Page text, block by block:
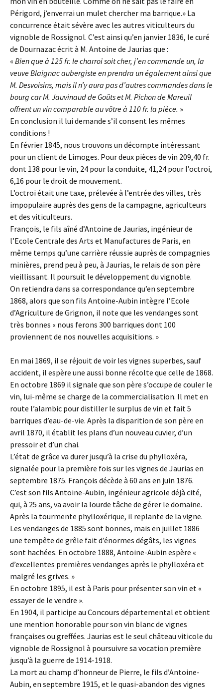
Périgord, j’enverrai un mulet chercher ma barrique.» La
concurrence était sévère avec les autres viticulteurs du
vignoble de Rossignol. C’est ainsi qu’en janvier 1836, le curé
de Dournazac écrit à M. Antoine de Jaurias que :
« Bien que à 125 fr. le charroi soit cher, j’en commande un, la
veuve Blaignac aubergiste en prendra un également ainsi que
M. Desvoisins, mais il n’y aura pas d’autres commandes dans le
bourg car M. Jauvinaud de Goûts et M. Pichon de Mareuil
offrent un vin comparable au vôtre à 110 fr. la pièce. »
En conclusion il lui demande s’il consent les mêmes
conditions !
En février 1845, nous trouvons un décompte intéressant
pour un client de Limoges. Pour deux pièces de vin 209,40 fr.
dont 138 pour le vin, 24 pour la conduite, 41,24 pour l’octroi,
6,16 pour le droit de mouvement.
L’octroi était une taxe, prélevée à l’entrée des villes, très
impopulaire auprès des gens de la campagne, agriculteurs
et des viticulteurs.
François, le fils aîné d’Antoine de Jaurias, ingénieur de
l’Ecole Centrale des Arts et Manufactures de Paris, en
même temps qu’une carrière réussie auprès de compagnies
minières, prend peu à peu, à Jaurias, le relais de son père
vieillissant. Il poursuit le développement du vignoble.
On retiendra dans sa correspondance qu’en septembre
1868, alors que son fils Antoine-Aubin intègre l’Ecole
d’Agriculture de Grignon, il note que les vendanges sont
très bonnes « nous ferons 300 barriques dont 100
proviennent de nos nouvelles acquisitions. »
En mai 1869, il se réjouit de voir les vignes superbes, sauf
accident, il espère une aussi bonne récolte que celle de 1868.
En octobre 1869 il signale que son père s’occupe de couler le
vin, lui-même se charge de la commercialisation. Il met en
route l’alambic pour distiller le surplus de vin et fait 5
barriques d’eau-de-vie. Après la disparition de son père en
avril 1870, il établit les plans d’un nouveau cuvier, d’un
pressoir et d’un chai.
L’état de grâce va durer jusqu’à la crise du phylloxéra,
signalée pour la première fois sur les vignes de Jaurias en
septembre 1875. François décède à 60 ans en juin 1876.
C’est son fils Antoine-Aubin, ingénieur agricole déjà cité,
qui, à 25 ans, va avoir la lourde tâche de gérer le domaine.
Après la tourmente phylloxérique, il replante de la vigne.
Les vendanges de 1885 sont bonnes, mais en juillet 1886
une tempête de grêle fait d’énormes dégâts, les vignes
sont hachées. En octobre 1888, Antoine-Aubin espère «
d’excellentes premières vendanges après le phylloxéra et
malgré les grives. »
En octobre 1895, il est à Paris pour présenter son vin et «
essayer de le vendre ».
En 1904, il participe au Concours départemental et obtient
une mention honorable pour son vin blanc de vignes
françaises ou greffées. Jaurias est le seul château viticole du
vignoble de Rossignol à poursuivre sa vocation première
jusqu’à la guerre de 1914-1918.
La mort au champ d’honneur de Pierre, le fils d’Antoine-
Aubin, en septembre 1915, et le quasi-abandon des vignes